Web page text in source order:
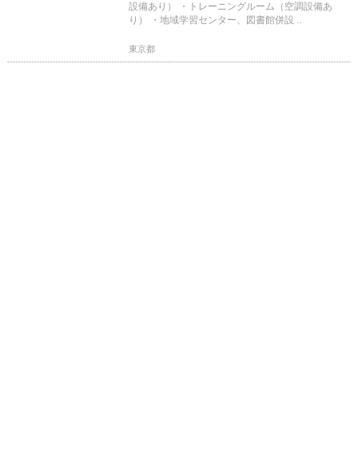
設備あり） ・トレーニングルーム（空調設備あ
り） ・地域学習センター、図書館併設 ..
東京都